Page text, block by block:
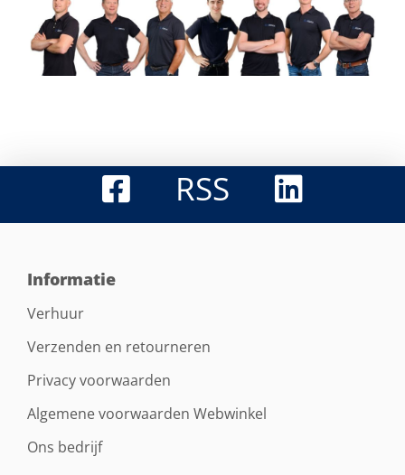
RSS
Informatie
Verhuur
Verzenden en retourneren
Privacy voorwaarden
Algemene voorwaarden Webwinkel
Ons bedrijf